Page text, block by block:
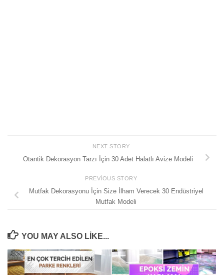
NEXT STORY
Otantik Dekorasyon Tarzı İçin 30 Adet Halatlı Avize Modeli
PREVIOUS STORY
Mutfak Dekorasyonu İçin Size İlham Verecek 30 Endüstriyel
Mutfak Modeli
YOU MAY ALSO LIKE...